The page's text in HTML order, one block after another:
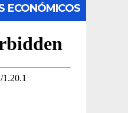
ECONÓMICOS